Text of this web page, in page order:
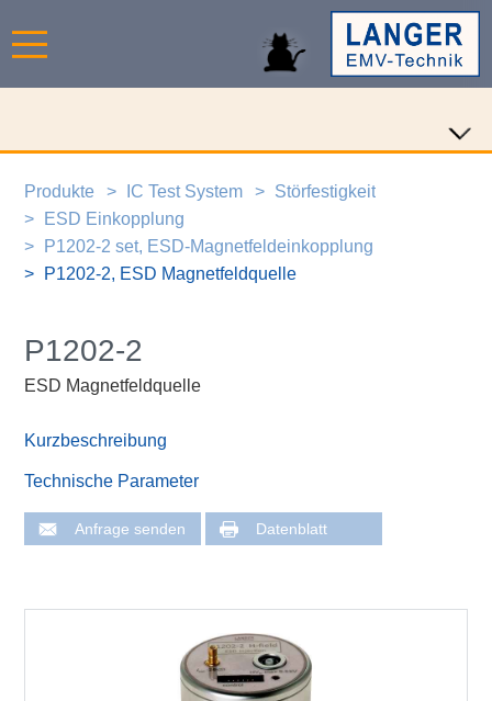
Produkte IC Test System
Störfestigkeit
ESD Einkopplung
P1202-2 set, ESD-Magnetfeldeinkopplung
P1202-2, ESD Magnetfeldquelle
P1202-2
ESD Magnetfeldquelle
Kurzbeschreibung
Technische Parameter
Anfrage senden Datenblatt